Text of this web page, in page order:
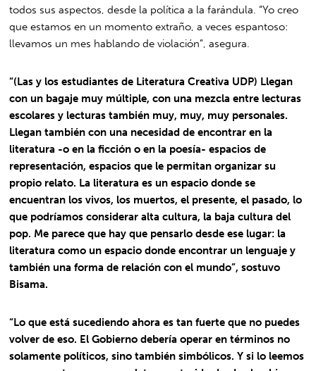
todos sus aspectos, desde la política a la farándula. “Yo creo
que estamos en un momento extraño, a veces espantoso:
llevamos un mes hablando de violación”, asegura.
“(Las y los estudiantes de Literatura Creativa UDP) Llegan
con un bagaje muy múltiple, con una mezcla entre lecturas
escolares y lecturas también muy, muy, muy personales.
Llegan también con una necesidad de encontrar en la
literatura -o en la ficción o en la poesía- espacios de
representación, espacios que le permitan organizar su
propio relato. La literatura es un espacio donde se
encuentran los vivos, los muertos, el presente, el pasado, lo
que podríamos considerar alta cultura, la baja cultura del
pop. Me parece que hay que pensarlo desde ese lugar: la
literatura como un espacio donde encontrar un lenguaje y
también una forma de relación con el mundo”, sostuvo
Bisama.
“Lo que está sucediendo ahora es tan fuerte que no puedes
volver de eso. El Gobierno debería operar en términos no
solamente políticos, sino también simbólicos. Y si lo leemos